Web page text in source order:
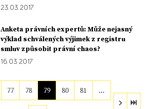
23. 03. 2017
Anketa právních expertů: Může nejasný
výklad schválených výjimek z registru
smluv způsobit právní chaos?
16. 03. 2017
77 78 79 80 81 …